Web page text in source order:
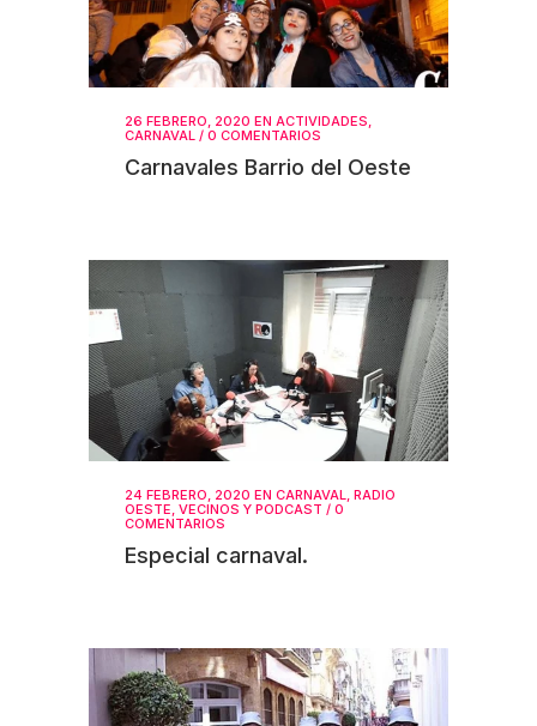
26 FEBRERO, 2020 EN ACTIVIDADES,
CARNAVAL / 0 COMENTARIOS
Carnavales Barrio del Oeste
24 FEBRERO, 2020 EN CARNAVAL, RADIO
OESTE, VECINOS Y PODCAST / 0
COMENTARIOS
Especial carnaval.